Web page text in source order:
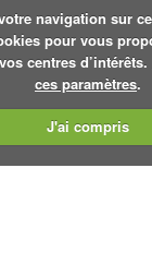
navigation sur
pour vous
centres d’intérêts.
ces paramètres.
J'ai compris